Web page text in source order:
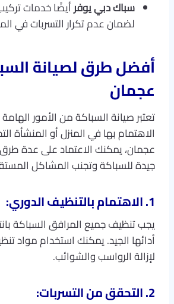
سباك دبي يوفرأيضًا خدمات
لضمان عدم تكرار التسربات في
أفضل طرق لصيانة
عجمان
تعتبر صيانة السباكة من الأمور
الاهتمام بها في المنزل أو المنشأة
عجمان، يمكنك الاعتماد على عدة
جيدة للسباكة وتجنب المشاكل
1. الاهتمام بالتنظيف الدوري:
يجب تنظيف جميع المرافق السباكة
أدائها الجيد. يمكنك استخدام مواد
لإزالة الرواسب والشوائب.
2. التحقق من التسربات: